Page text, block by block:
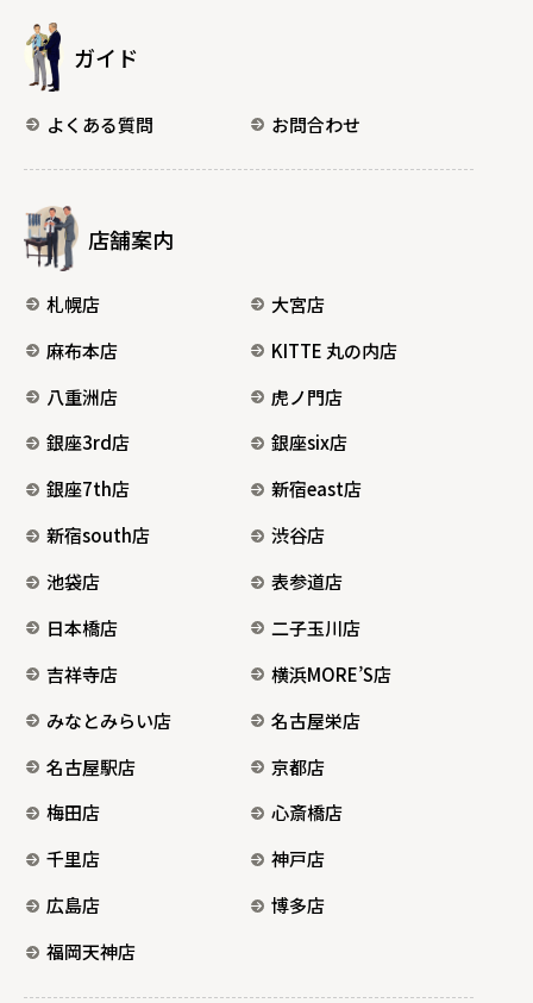
ガイド
よくある質問 お問合わせ
店舗案内
札幌店
大宮店
麻布本店
KITTE 丸の内店
八重洲店
虎ノ門店
銀座3rd店
銀座six店
銀座7th店
新宿east店
新宿south店
渋谷店
池袋店
表参道店
日本橋店
二子玉川店
吉祥寺店
横浜MORE’S店
みなとみらい店
名古屋栄店
名古屋駅店
京都店
梅田店
心斎橋店
千里店
神戸店
広島店
博多店
福岡天神店